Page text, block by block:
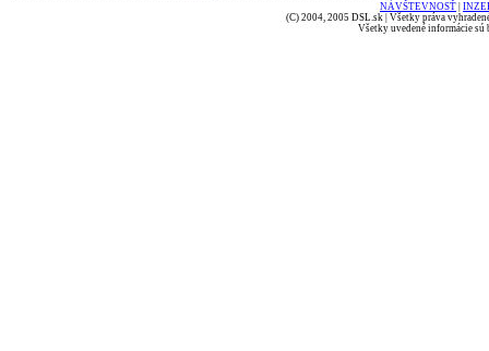
NÁVŠTEVNOSŤ
(C) 2004, 2005 DSL.sk | Všetky práva
Všetky uvedené informácie sú